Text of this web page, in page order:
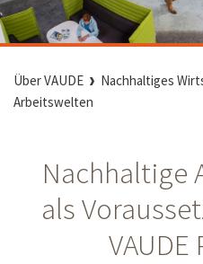
Über VAUDE Nachhaltiges
Arbeitswelten
Nachhaltige
als